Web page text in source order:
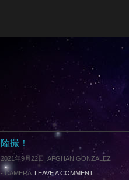
陸撮！
2021年9月22日 AFGHAN GONZALEZ
- CAMERA LEAVE A COMMENT